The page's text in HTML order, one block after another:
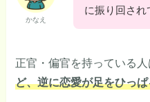
かなえ
に振り回され
正官・偏官を持っている
ど、逆に恋愛が足をひっ